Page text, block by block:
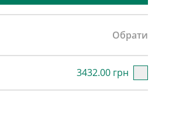
Обрати
3432.00 грн